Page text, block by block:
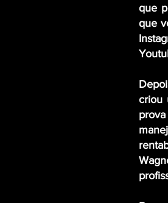
que
que
criou